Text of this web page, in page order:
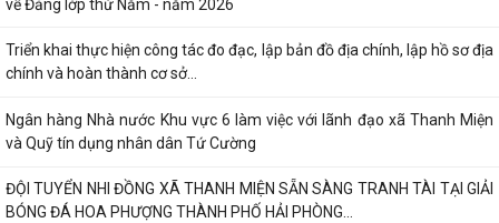
về Đảng lớp thứ Năm - năm 2026
Triển khai thực hiện công tác đo đạc, lập bản đồ địa chính, lập hồ sơ địa
chính và hoàn thành cơ sở...
Ngân hàng Nhà nước Khu vực 6 làm việc với lãnh đạo xã Thanh Miện
và Quỹ tín dụng nhân dân Tứ Cường
ĐỘI TUYỂN NHI ĐỒNG XÃ THANH MIỆN SẴN SÀNG TRANH TÀI TẠI GIẢI
BÓNG ĐÁ HOA PHƯỢNG THÀNH PHỐ HẢI PHÒNG...